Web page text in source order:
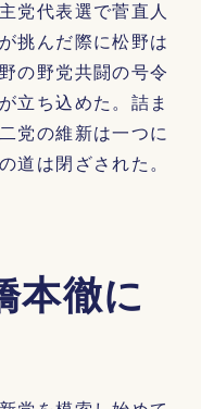
党代表選で菅直人
挑んだ際に松野は
の野党共闘の号令
立ち込めた。詰ま
党の維新は一つに
道は閉ざされた。
本徹に